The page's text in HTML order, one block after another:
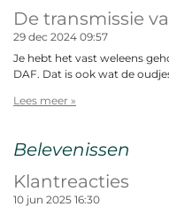
De transmissie
29 dec 2024 09:57
Je hebt het vast weleens
DAF. Dat is ook wat de
Lees meer »
Belevenissen
Klantreacties
10 jun 2025 16:30